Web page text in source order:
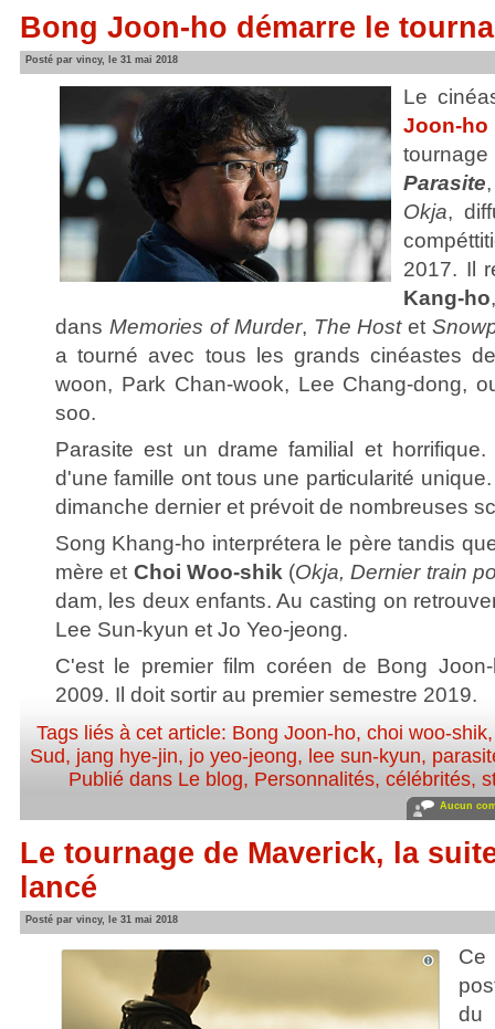
Bong Joon-ho démarre le
Posté par vincy, le 31 mai 2018
Le
Joon-ho
Parasite
Okja,
2017. Il
Kang-ho
dans Memories of Murder, The Hostet
a tourné avec tous les grands cinéastes
woon, Park Chan-wook, Lee Chang-dong,
soo.
Parasite est un drame familial et
d'une famille ont tous une particularité
dimanche dernier et prévoit de nombreuses
Song Khang-ho interprétera le père tandis
mère et Choi Woo-shik (Okja, Dernier train
dam, les deux enfants. Au casting on
Lee Sun-kyun et Jo Yeo-jeong.
C'est le premier film coréen de Bong
2009. Il doit sortir au premier semestre 2019.
Tags liés à cet article: Bong Joon-ho, choi woo-shik
Sud, jang hye-jin, jo yeo-jeong, lee sun-kyun,
Publié dans Le blog, Personnalités, célébrités,
Aucun
Le tournage de Maverick, la
lancé
Posté par vincy, le 31 mai 2018
Ce